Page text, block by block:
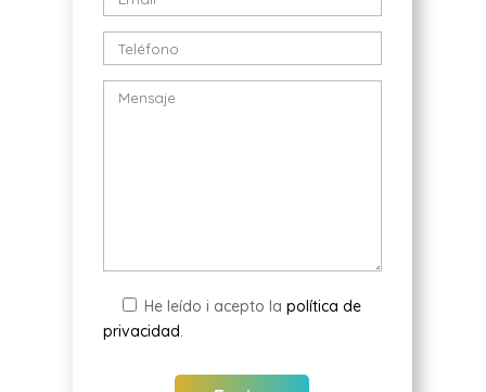
He leído i acepto la política de
privacidad.